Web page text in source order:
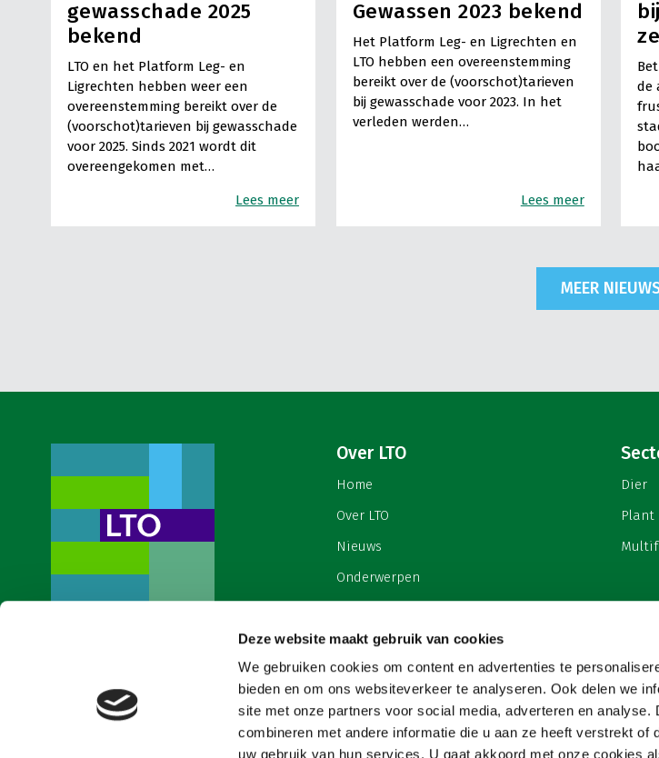
Deze website maakt gebruik van cookies
We gebruiken cookies om content en advertenties te
bieden en om ons websiteverkeer te analyseren. Ook delen we
site met onze partners voor social media, adverteren en analyse.
combineren met andere informatie die u aan ze heeft verstrekt of
uw gebruik van hun services. U gaat akkoord met onze cookies
gewasschade 2025
bekend
LTO en het Platform Leg- en
Ligrechten hebben weer een
overeenstemming bereikt over de
(voorschot)tarieven bij gewasschade
voor 2025. Sinds 2021 wordt dit
overeengekomen met…
Lees meer
Gewassen 2023 bekend
Het Platform Leg- en Ligrechten en
LTO hebben een overeenstemming
bereikt over de (voorschot)tarieven
bij gewasschade voor 2023. In het
verleden werden…
Lees meer
de
MEER
werkgeversorganisatie met meerwaarde,
voor een sector met meerwaarde. Dat is
Land- en Tuinbouw Organisatie
Nederland (LTO).
Over LTO
Home
Over LTO
Nieuws
Onderwerpen
Contact
Cookies & privacy
Dier
Plant